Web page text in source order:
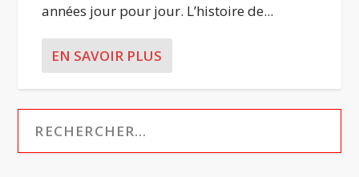
années jour pour jour. L’histoire de...
EN SAVOIR PLUS